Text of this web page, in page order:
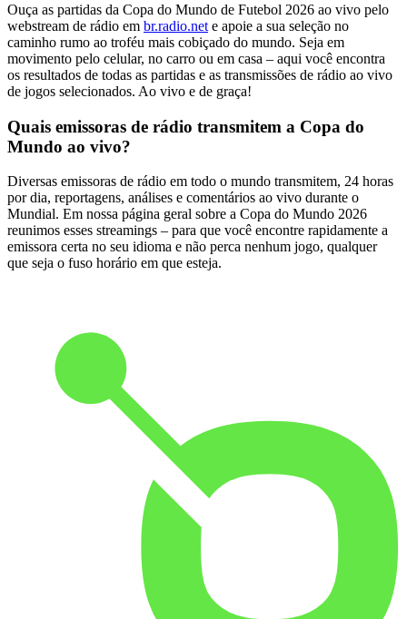
Ouça as partidas da Copa do Mundo de Futebol 2026 ao vivo pelo
webstream de rádio em br.radio.net e apoie a sua seleção no
caminho rumo ao troféu mais cobiçado do mundo. Seja em
movimento pelo celular, no carro ou em casa – aqui você encontra
os resultados de todas as partidas e as transmissões de rádio ao vivo
de jogos selecionados. Ao vivo e de graça!
Quais emissoras de rádio transmitem a Copa do
Mundo ao vivo?
Diversas emissoras de rádio em todo o mundo transmitem, 24 horas
por dia, reportagens, análises e comentários ao vivo durante o
Mundial. Em nossa página geral sobre a Copa do Mundo 2026
reunimos esses streamings – para que você encontre rapidamente a
emissora certa no seu idioma e não perca nenhum jogo, qualquer
que seja o fuso horário em que esteja.